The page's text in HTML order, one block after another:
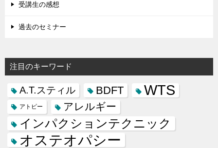
受講生の感想
過去のセミナー
注目のキーワード
A.T.スティル BDFT WTS
アトピー アレルギー
インパクションテクニック
オステオパシー